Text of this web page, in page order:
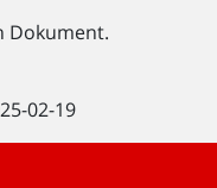
Dokument.
02-19